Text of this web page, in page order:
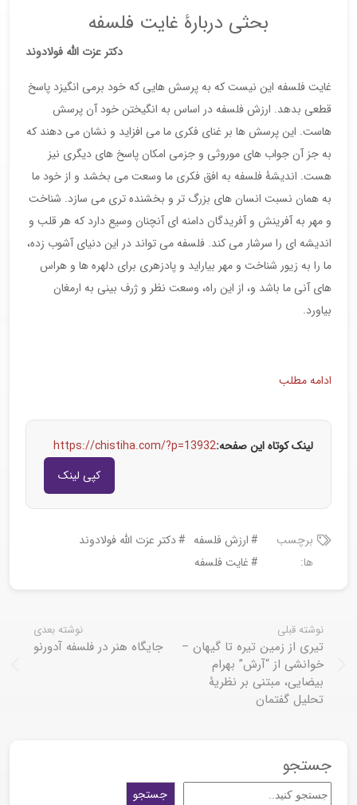
بحثی دربارۀ غایت فلسفه
دکتر عزت الله فولادوند
غایت فلسفه این نیست که به پرسش هایی که خود برمی انگیزد پاسخ
قطعی بدهد. ارزش فلسفه در اساس به انگیختن خود آن پرسش
هاست. این پرسش ها بر غنای فکری ما می افزاید و نشان می دهند که
به جز آن جواب های موروثی و جزمی امکان پاسخ های دیگری نیز
هست. اندیشۀ فلسفه به افق فکری ما وسعت می بخشد و از خود ما
به همان نسبت انسان های بزرگ تر و بخشنده تری می سازد. شناخت
و مهر به آفرینش و آفریدگان دامنه ای آنچنان وسیع دارد که هر قلب و
اندیشه ای را سرشار می کند. فلسفه می تواند در این دنیای آشوب زده،
ما را به زیور شناخت و مهر بیاراید و پادزهری برای دلهره ها و هراس
های آنی ما باشد و، از این راه، وسعت نظر و ژرف بینی به ارمغان
بیاورد.
ادامه مطلب
لینک کوتاه این صفحه:https://chistiha.com/?p=13932
کپی لینک
برچسب
ها:
ارزش فلسفه
دکتر عزت الله فولادوند
غایت فلسفه
نوشته قبلی
تیری از زمین تیره تا گیهان –
خوانشی از “آرش” بهرام
بیضایی، مبتنی بر نظریۀ
تحلیل گفتمان
نوشته بعدی
جایگاه هنر در فلسفه آدورنو
جستجو
جستجو